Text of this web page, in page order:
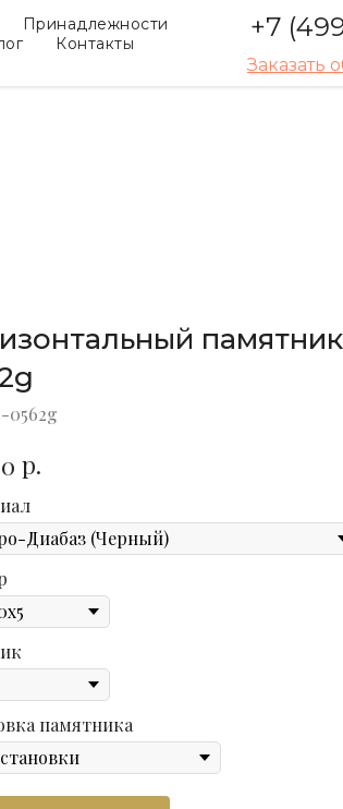
Принадлежности
Контакты
+7
Заказать
0562g
р.
памятника